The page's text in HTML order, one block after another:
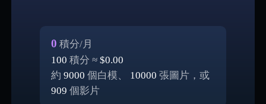
0 積分/月
100 積分 ≈ $0.00
約 9000 個白模、 10000 張圖片，或
909 個影片